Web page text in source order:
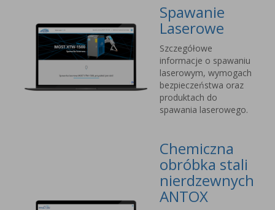
Spawanie
Laserowe
Szczegółowe
informacje o spawaniu
laserowym, wymogach
bezpieczeństwa oraz
produktach do
spawania laserowego.
Chemiczna
obróbka stali
nierdzewnych
ANTOX